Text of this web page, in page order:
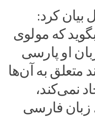
بیان کرد:
که مولوی
او پارسی
متعلق به آن‌ها
نمی‌کند،
فارسی